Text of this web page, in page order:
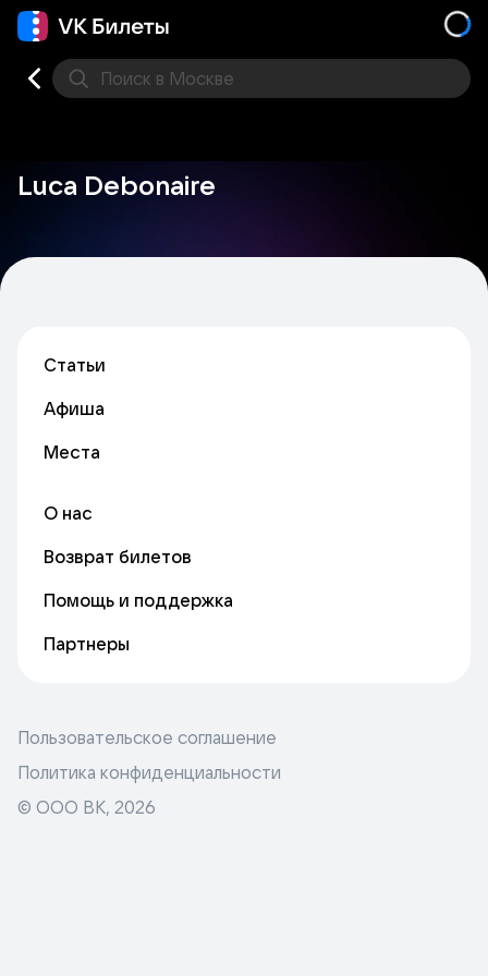
Поиск в Москве
Luca Debonaire
Статьи
Афиша
Места
О нас
Возврат билетов
Помощь и поддержка
Партнеры
Пользовательское соглашение
Политика конфиденциальности
© ООО ВК, 2026